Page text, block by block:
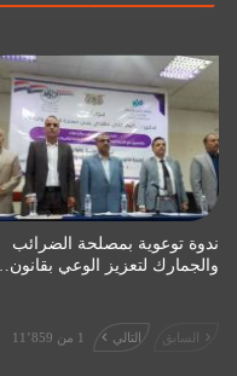
ندوة توعوية بمصلحة الضرائب
والجمارك لتعزيز الوعي بقانون…
السابق التالي 1 من 11٬859